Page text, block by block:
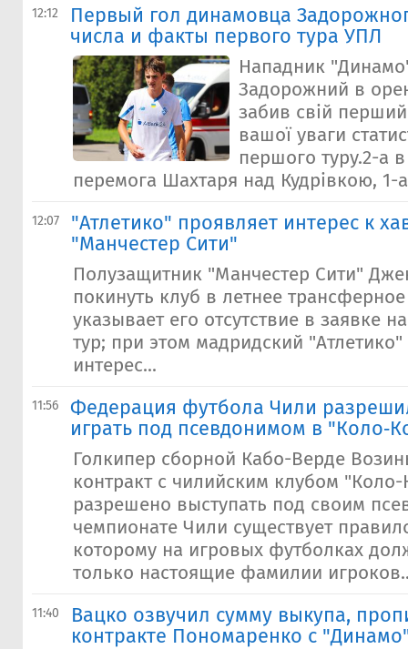
12:12
Первый гол динамовца
числа и факты первого тура УПЛ
Нападник
Задорожний в
забив свій
вашої уваги
першого туру.2-а
перемога Шахтаря над Кудрівкою, 1-
12:07
"Атлетико" проявляет интерес к
"Манчестер Сити"
Полузащитник "Манчестер Сити"
покинуть клуб в летнее
указывает его отсутствие в заявке
тур; при этом мадридский
интерес...
11:56
Федерация футбола Чили
играть под псевдонимом в
Голкипер сборной Кабо-Верде
контракт с чилийским клубом
разрешено выступать под своим
чемпионате Чили существует
которому на игровых футболках
только настоящие фамилии
11:40
Вацко озвучил сумму выкупа,
контракте Пономаренко с